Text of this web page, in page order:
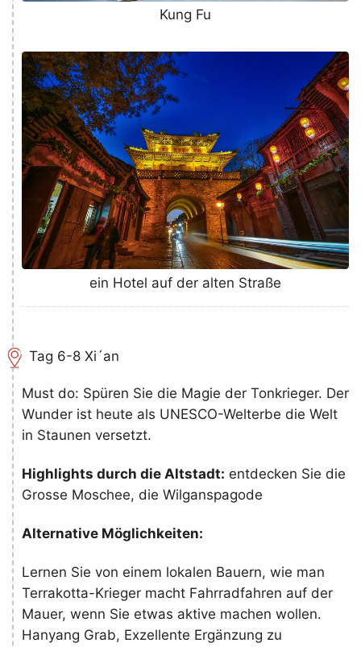
Kung Fu
ein Hotel auf der alten Straße
Tag 6-8 Xi´an
Must do: Spüren Sie die Magie der Tonkrieger. Der
Wunder ist heute als UNESCO-Welterbe die Welt
in Staunen versetzt.
Highlights durch die Altstadt: entdecken Sie die
Grosse Moschee, die Wilganspagode
Alternative Möglichkeiten:
Lernen Sie von einem lokalen Bauern, wie man
Terrakotta-Krieger macht Fahrradfahren auf der
Mauer, wenn Sie etwas aktive machen wollen.
Hanyang Grab, Exzellente Ergänzung zu